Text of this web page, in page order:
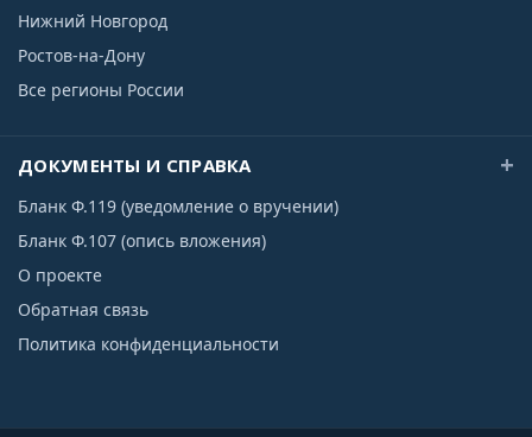
Нижний Новгород
Ростов-на-Дону
Все регионы России
ДОКУМЕНТЫ И СПРАВКА
Бланк Ф.119 (уведомление о вручении)
Бланк Ф.107 (опись вложения)
О проекте
Обратная связь
Политика конфиденциальности